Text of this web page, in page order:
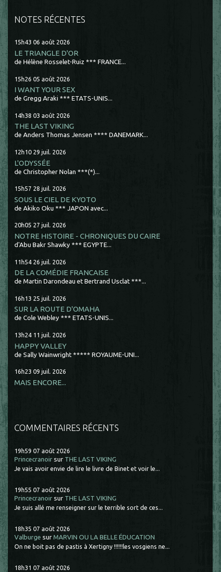
NOTES RÉCENTES
15h43 06 août 2026
LE TRIANGLE D'OR
de Hélène Rosselet-Ruiz *** FRANCE...
15h26 05 août 2026
I WANT YOUR SEX
de Gregg Araki *** ETATS-UNIS...
14h38 03 août 2026
THE LAST VIKING
de Anders Thomas Jensen **** DANEMARK...
12h10 29 juil. 2026
L'ODYSSÉE
de Christopher Nolan ***(*)...
15h57 28 juil. 2026
SOUS LE CIEL DE KYOTO
de Akiko Oku *** JAPON avec...
20h05 27 juil. 2026
NOTRE HISTOIRE - CHRONIQUES DU CAIRE
d'Abu Bakr Shawky *** EGYPTE...
11h54 26 juil. 2026
DE LA COMÉDIE FRANCAISE
de Martin Darondeau et Bertrand Usclat ***...
16h13 25 juil. 2026
SUR LA ROUTE D'OMAHA
de Cole Webley *** ETATS-UNIS...
13h24 11 juil. 2026
HAPPY VALLEY
de Sally Wainwright ***** ROYAUME-UNI...
16h23 09 juil. 2026
MAIS ENCORE...
COMMENTAIRES RÉCENTS
19h59 07 août 2026
Princecranoir sur THE LAST VIKING
Je vais avoir envie de lire le livre de Binet et voir le...
19h55 07 août 2026
Princecranoir sur THE LAST VIKING
Je suis allé me renseigner sur le terrible sort de ces...
18h35 07 août 2026
Valburge surMARVIN OU LA BELLE ÉDUCATION
On ne boit pas de pastis à Xertigny !!!!!!les vosgiens ne...
18h31 07 août 2026